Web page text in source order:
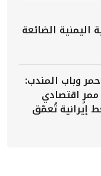
اليمنية الضائعة
وباب المندب:
اقتصادي
إيرانية تُعمّق